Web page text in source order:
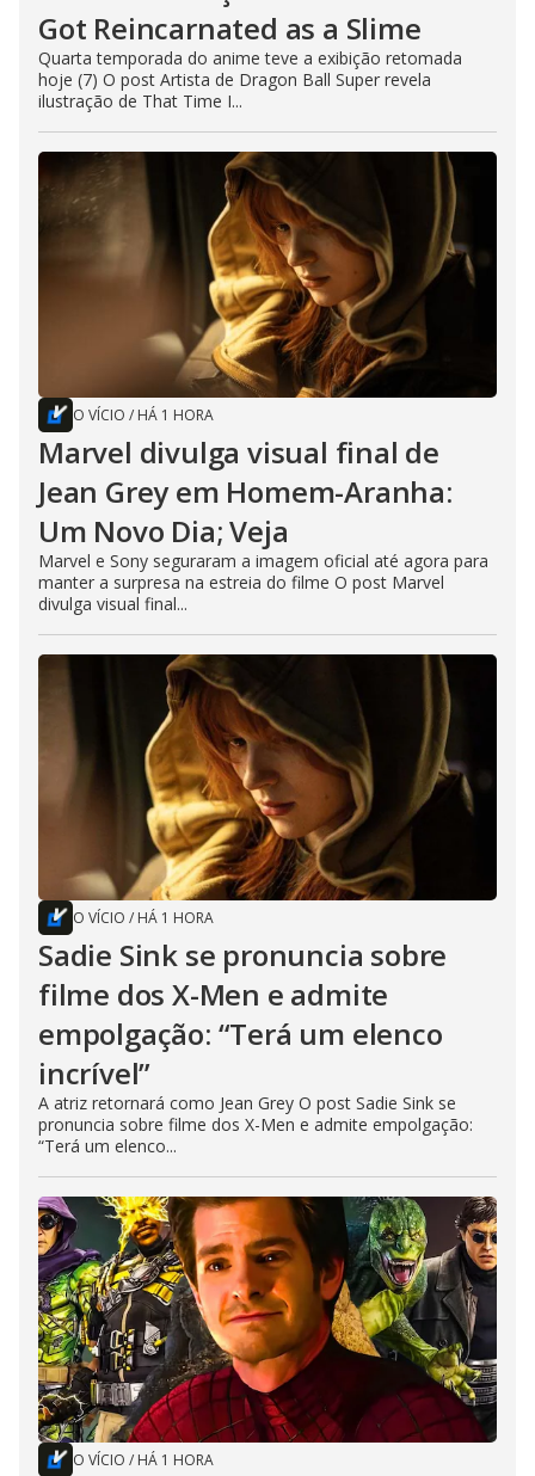
Got Reincarnated as a Slime
Quarta temporada do anime teve a exibição retomada
hoje (7) O post Artista de Dragon Ball Super revela
ilustração de That Time I...
O VÍCIO / HÁ 1 HORA
Marvel divulga visual final de
Jean Grey em Homem-Aranha:
Um Novo Dia; Veja
Marvel e Sony seguraram a imagem oficial até agora para
manter a surpresa na estreia do filme O post Marvel
divulga visual final...
O VÍCIO / HÁ 1 HORA
Sadie Sink se pronuncia sobre
filme dos X-Men e admite
empolgação: “Terá um elenco
incrível”
A atriz retornará como Jean Grey O post Sadie Sink se
pronuncia sobre filme dos X-Men e admite empolgação:
“Terá um elenco...
O VÍCIO / HÁ 1 HORA